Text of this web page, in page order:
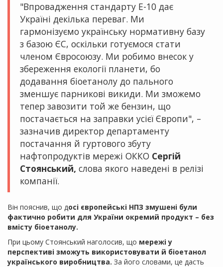
"Впровадження стандарту Е-10 дає
Україні декілька переваг. Ми
гармонізуємо українську нормативну базу
з базою ЄС, оскільки готуємося стати
членом Євросоюзу. Ми робимо внесок у
збереження екології планети, бо
додавання біоетанолу до пального
зменшує парникові викиди. Ми зможемо
тепер завозити той же бензин, що
постачається на заправки усієї Європи", –
зазначив директор департаменту
постачання й гуртового збуту
нафтопродуктів мережі ОККО Сергій
Стоянський, слова якого наведені в релізі
компанії.
Він пояснив, що досі європейські НПЗ змушені були
фактично робити для України окремий продукт – без
вмісту біоетанолу.
При цьому Стоянський наголосив, що мережі у
перспективі зможуть використовувати й біоетанол
українського виробництва. За його словами, це дасть